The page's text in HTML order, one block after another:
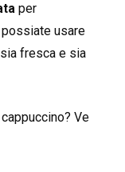
per
usare
fresca e sia
Ve